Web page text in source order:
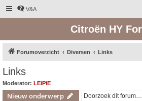
V&A
Citroën HY
Forumoverzicht Diversen Links
Links
Moderator: LEiPiE
Nieuw onderwerp